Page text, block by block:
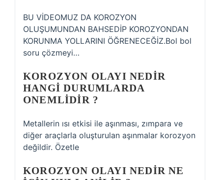
BU VİDEOMUZ DA KOROZYON
OLUŞUMUNDAN BAHSEDİP KOROZYONDAN
KORUNMA YOLLARINI ÖĞRENECEĞİZ.Bol bol
soru çözmeyi…
KOROZYON OLAYI NEDIR
HANGI DURUMLARDA
ONEMLIDIR ?
Metallerin ısı etkisi ile aşınması, zımpara ve
diğer araçlarla oluşturulan aşınmalar korozyon
değildir. Özetle
KOROZYON OLAYI NEDIR NE